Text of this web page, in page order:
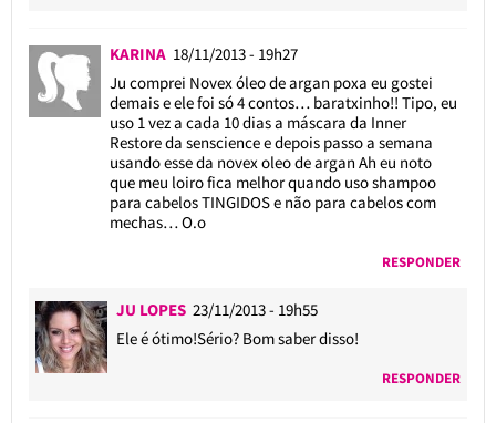
KARINA 18/11/2013 - 19h27
Ju comprei Novex óleo de argan poxa eu gostei
demais e ele foi só 4 contos… baratxinho!! Tipo, eu
uso 1 vez a cada 10 dias a máscara da Inner
Restore da senscience e depois passo a semana
usando esse da novex oleo de argan Ah eu noto
que meu loiro fica melhor quando uso shampoo
para cabelos TINGIDOS e não para cabelos com
mechas… O.o
RESPONDER
JU LOPES 23/11/2013 - 19h55
Ele é ótimo!Sério? Bom saber disso!
RESPONDER